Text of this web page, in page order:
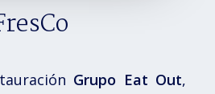
Grupo Eat Out,